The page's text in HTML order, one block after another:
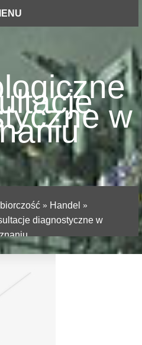
w
» Handel »
diagnostyczne w